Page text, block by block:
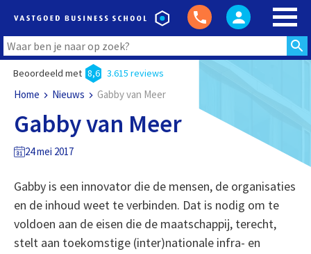
Beoordeeld met 8,6 3.615 reviews
Home Nieuws Gabby van Meer
Gabby van Meer
24 mei 2017
Gabby is een innovator die de mensen, de organisaties
en de inhoud weet te verbinden. Dat is nodig om te
voldoen aan de eisen die de maatschappij, terecht,
stelt aan toekomstige (inter)nationale infra- en